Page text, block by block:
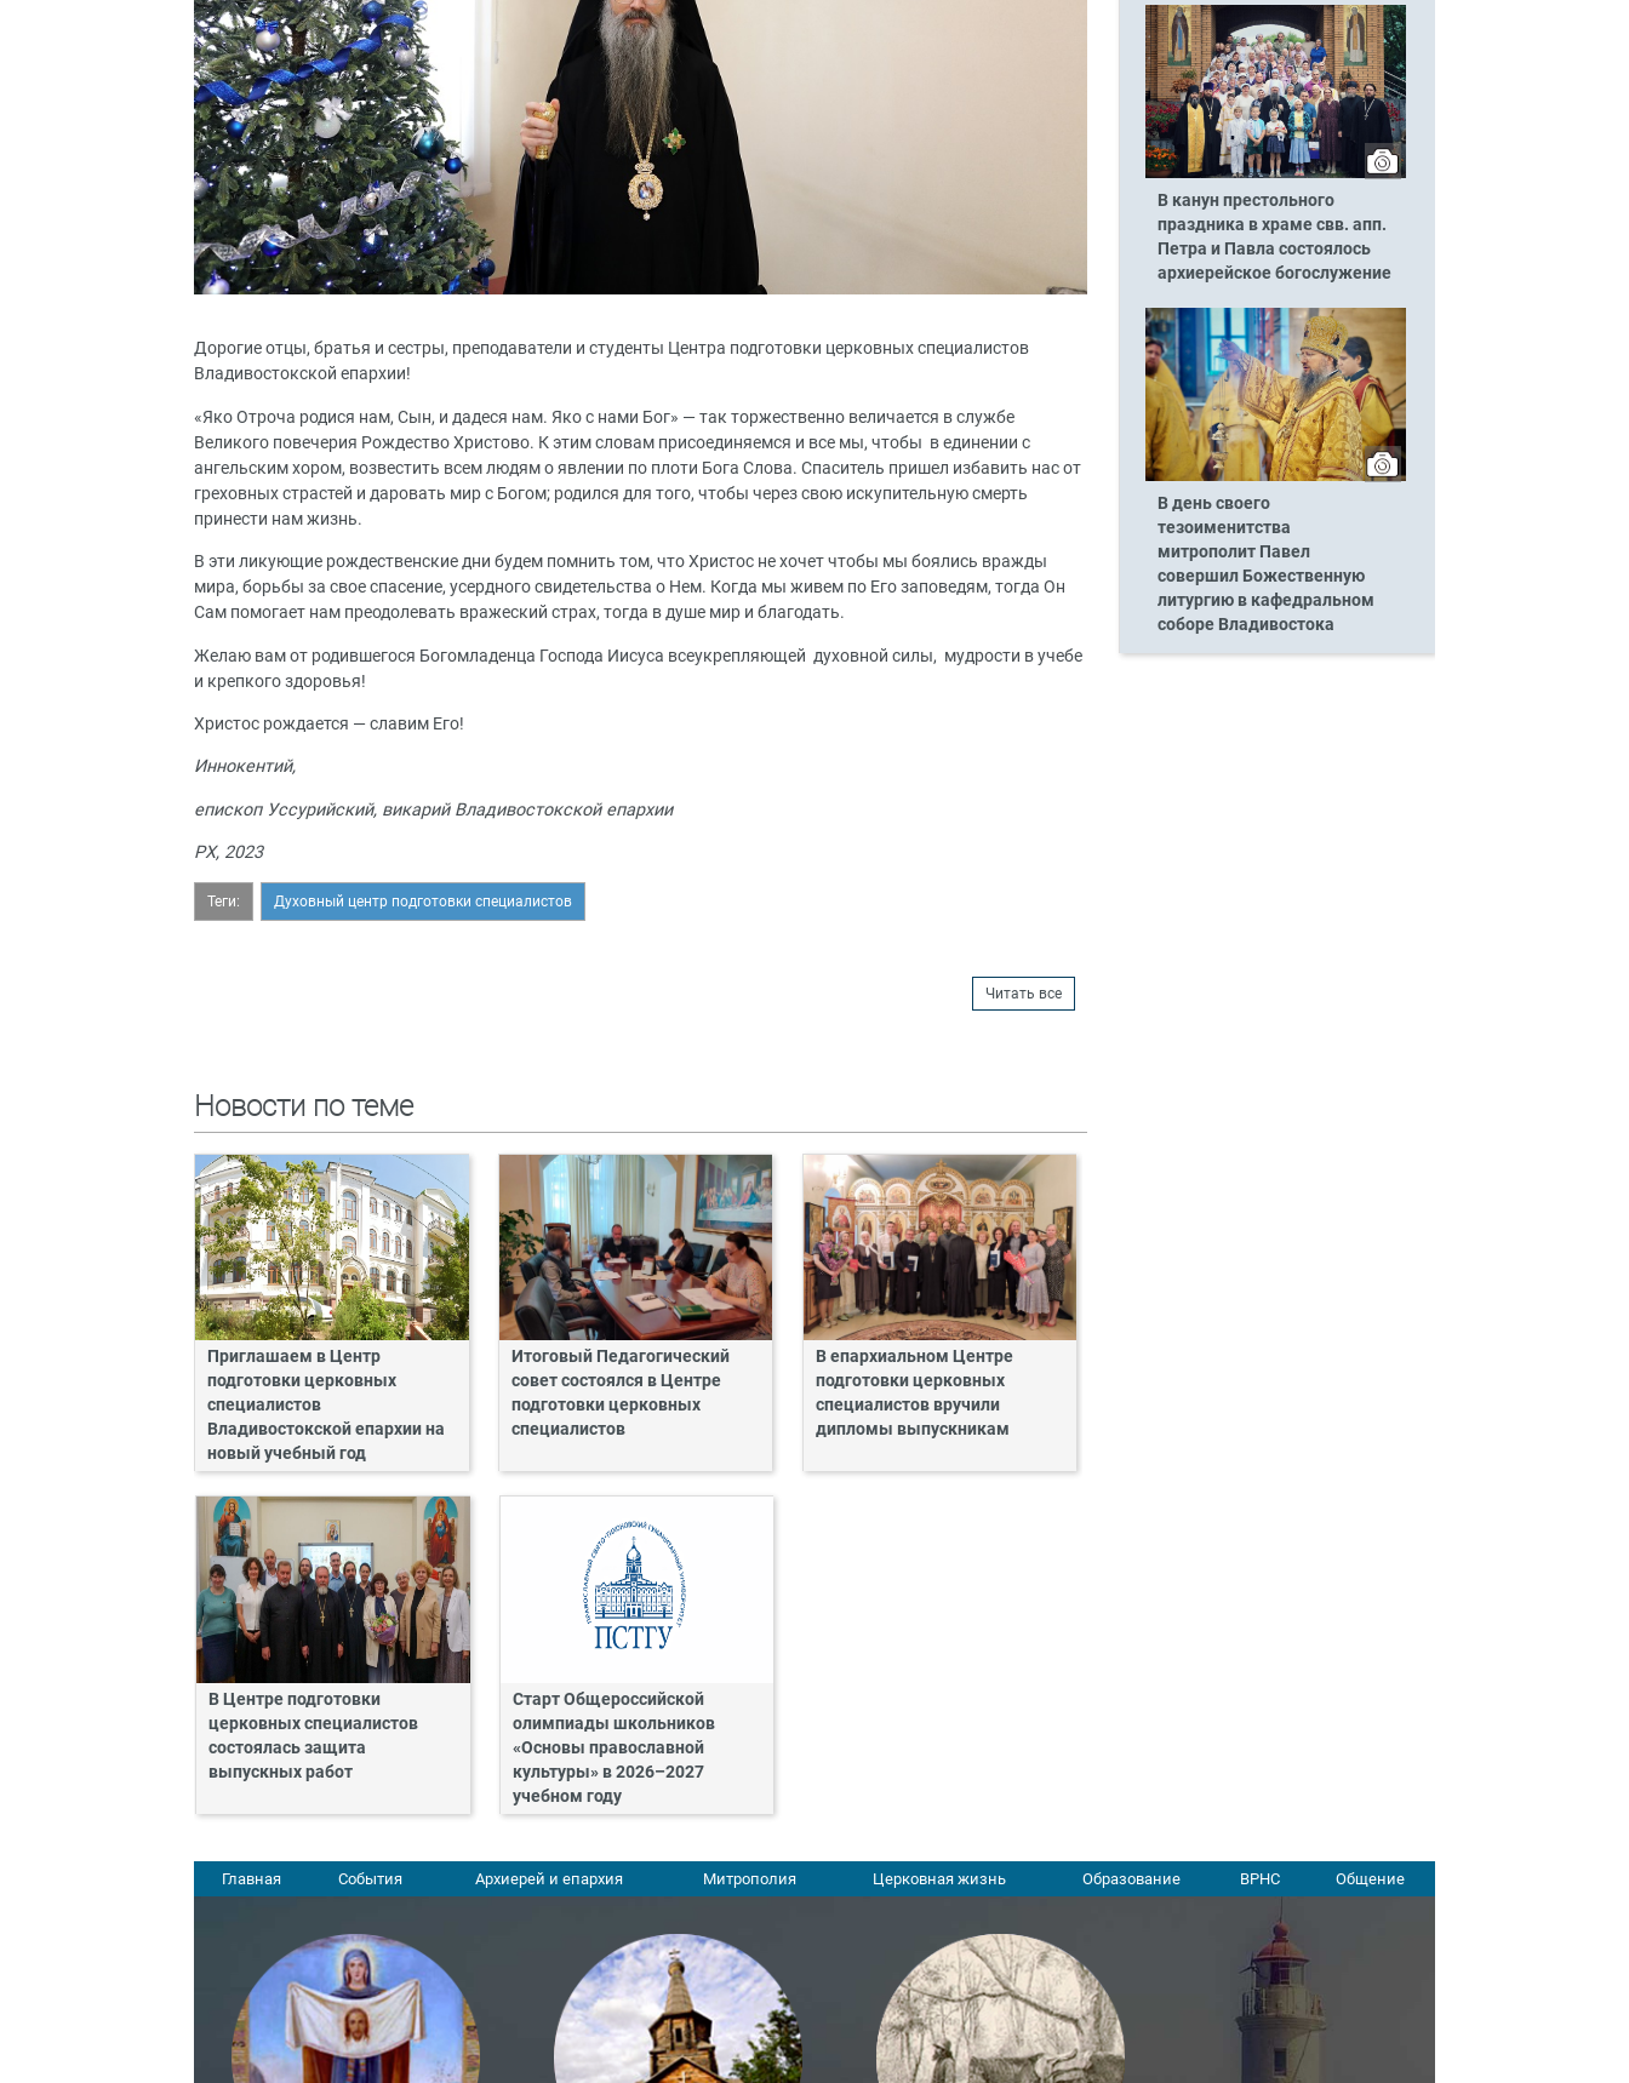
Дорогие отцы, братья и сестры, преподаватели и студенты Центра подготовки церковных специалистов
Владивостокской епархии!
«Яко Отроча родися нам, Сын, и дадеся нам. Яко с нами Бог» — так торжественно величается в службе
Великого повечерия Рождество Христово. К этим словам присоединяемся и все мы, чтобы в единении с
ангельским хором, возвестить всем людям о явлении по плоти Бога Слова. Спаситель пришел избавить нас от
греховных страстей и даровать мир с Богом; родился для того, чтобы через свою искупительную смерть
принести нам жизнь.
В эти ликующие рождественские дни будем помнить том, что Христос не хочет чтобы мы боялись вражды
мира, борьбы за свое спасение, усердного свидетельства о Нем. Когда мы живем по Его заповедям, тогда Он
Сам помогает нам преодолевать вражеский страх, тогда в душе мир и благодать.
Желаю вам от родившегося Богомладенца Господа Иисуса всеукрепляющей духовной силы, мудрости в учебе
и крепкого здоровья!
Христос рождается — славим Его!
Иннокентий,
епископ Уссурийский, викарий Владивостокской епархии
РХ, 2023
Теги: Духовный центр подготовки специалистов
Читать все
Новости по теме
Приглашаем в Центр
подготовки церковных
специалистов
Владивостокской епархии на
новый учебный год
Итоговый Педагогический
совет состоялся в Центре
подготовки церковных
специалистов
В епархиальном Центре
подготовки церковных
специалистов вручили
дипломы выпускникам
В Центре подготовки
церковных специалистов
состоялась защита
выпускных работ
Старт Общероссийской
олимпиады школьников
«Основы православной
культуры» в 2026–2027
учебном году
В канун престольного
праздника в храме свв. апп.
Петра и Павла состоялось
архиерейское богослужение
В день своего
тезоименитства
митрополит Павел
совершил Божественную
литургию в кафедральном
соборе Владивостока
Главная События Архиерей и епархия Митрополия Церковная жизнь Образование ВРНС Общение